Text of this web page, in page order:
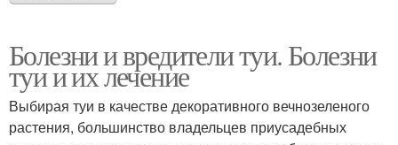
Болезни и вредители туи. Болезни
туи и их лечение
Выбирая туи в качестве декоративного вечнозеленого
растения, большинство владельцев приусадебных